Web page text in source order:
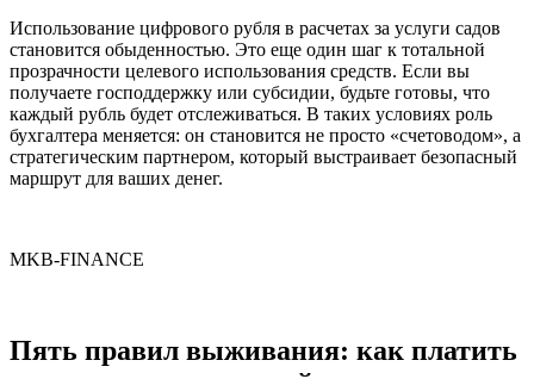
Использование цифрового рубля в расчетах за услуги садов
становится обыденностью. Это еще один шаг к тотальной
прозрачности целевого использования средств. Если вы
получаете господдержку или субсидии, будьте готовы, что
каждый рубль будет отслеживаться. В таких условиях роль
бухгалтера меняется: он становится не просто «счетоводом», а
стратегическим партнером, который выстраивает безопасный
маршрут для ваших денег.
MKB-FINANCE
Пять правил выживания: как платить